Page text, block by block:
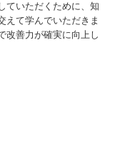
ていただくために、知
えて学んでいただきま
改善力が確実に向上し